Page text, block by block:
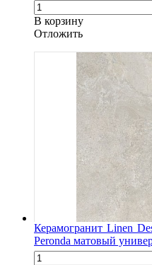
В корзину
Oтложить
Керамогранит Linen
Peronda матовый